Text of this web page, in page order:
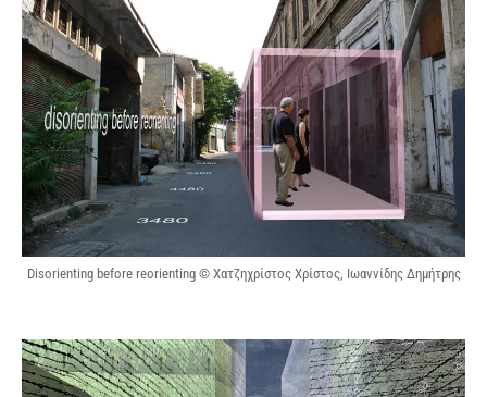
Disorienting before reorienting © Χατζηχρίστος Χρίστος, Ιωαννίδης Δημήτρης